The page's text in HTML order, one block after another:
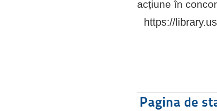
acțiune în
https://
Pagina de